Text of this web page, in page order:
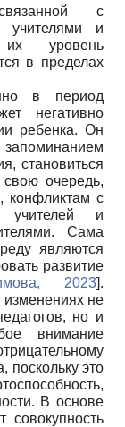
с
учителями и
уровень
в пределах
в период
негативно
ребенка. Он
становиться
очередь,
конфликтам с
учителей и
Сама
являются
развитие
2023].
изменениях не
но и
внимание
поскольку это
В основе
совокупность